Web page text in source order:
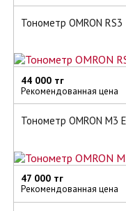
Тонометр OMRON
44 000 тг
Рекомендованная цена
Тонометр OMRON M3
47 000 тг
Рекомендованная цена